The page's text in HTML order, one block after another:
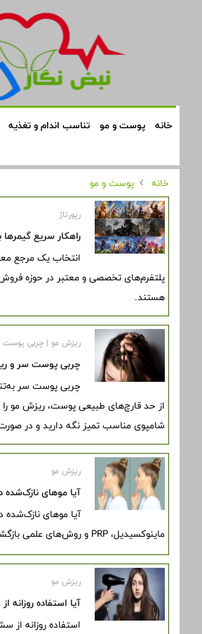
خانه پوست و مو تناسب اندام و تغذیه
خانه
پوست و مو
رپورتاژ
راهکار سریع
انتخاب یک مرجع
پلتفرم‌های تخصصی و معتبر در حوزه
هستند.
ریزش مو | چربی پوست
چربی پوست سر و
چربی پوست سر
از حد قارچ‌های طبیعی پوست، ریزش مو
شامپوی مناسب تمیز نگه دارید و در
ریزش مو
آیا موهای
آیا موهای
ماینوکسیدیل، PRP و روش‌های علمی بازگشت ضخامت مو بر اساس منابع معتبر آشنا شوید.
ریزش مو
آیا استفاده
استفاده روزانه از